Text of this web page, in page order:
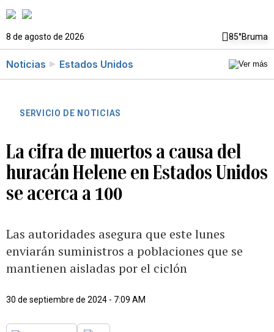
8 de agosto de 2026 85°Bruma
Noticias Estados Unidos
SERVICIO DE NOTICIAS
La cifra de muertos a causa del
huracán Helene en Estados Unidos
se acerca a 100
Las autoridades asegura que este lunes
enviarán suministros a poblaciones que se
mantienen aisladas por el ciclón
30 de septiembre de 2024 - 7:09 AM